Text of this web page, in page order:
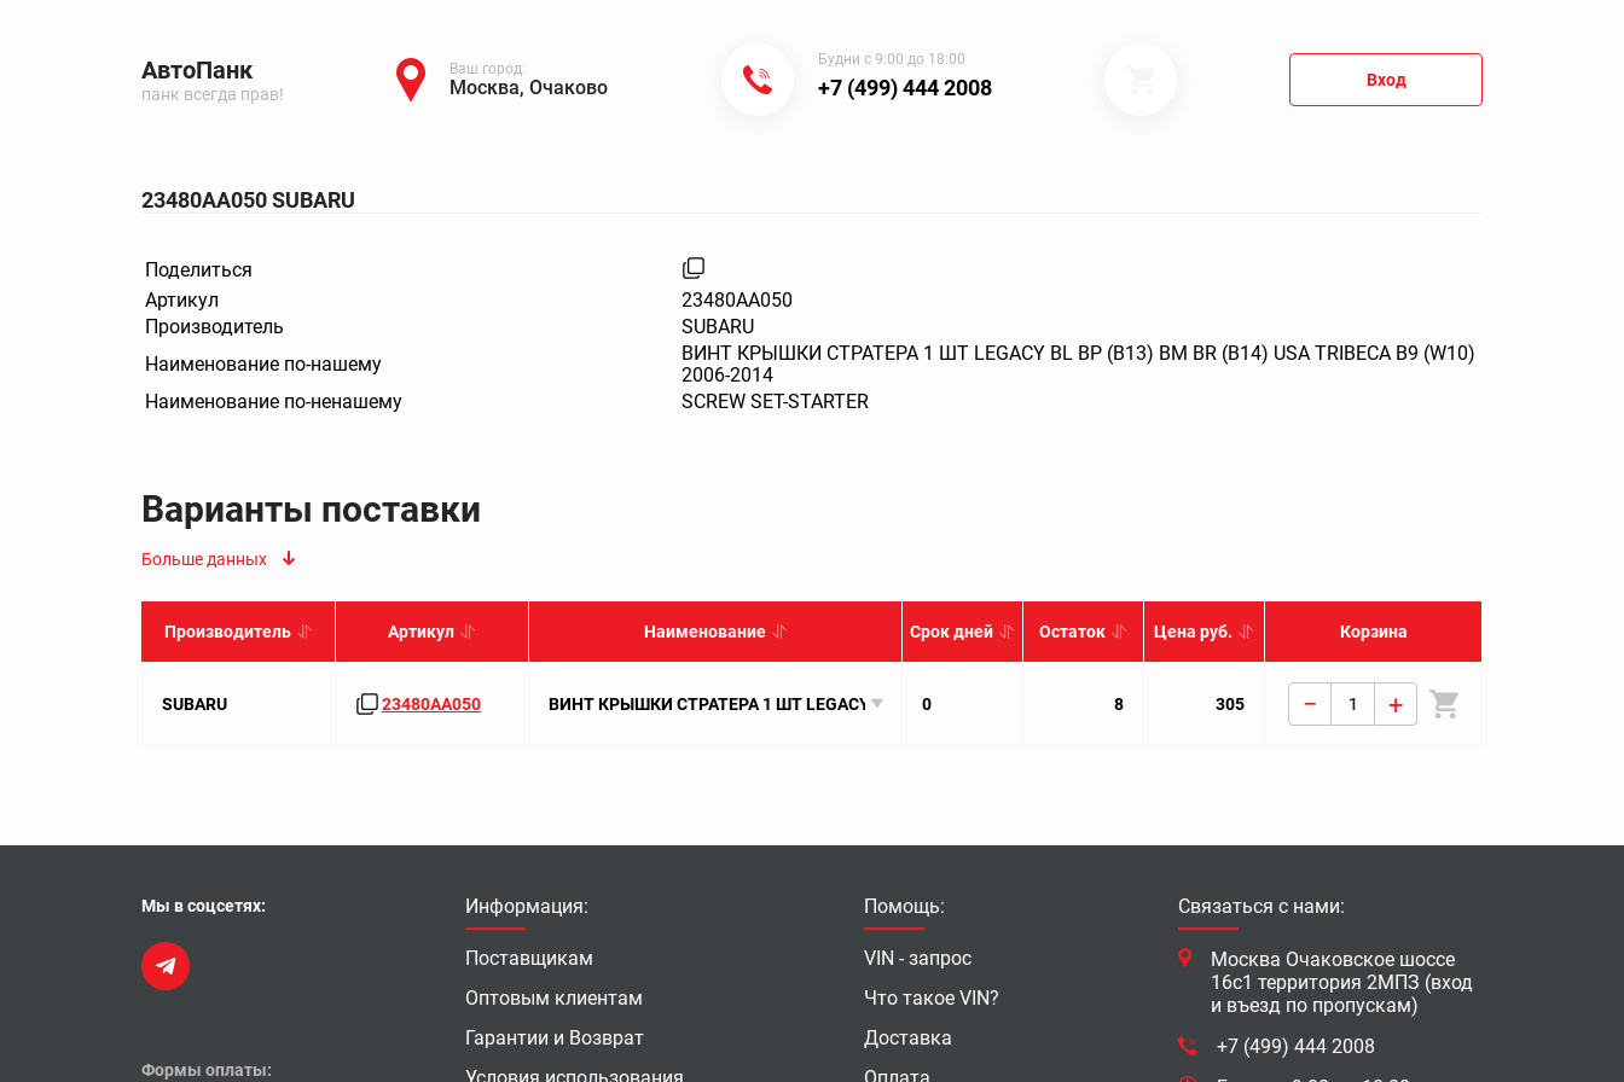
АвтоПанк
панк всегда прав!
Ваш город:
Москва, Очаково
Будни с 9:00 до 18:00
+7 (499) 444 2008 Вход
23480AA050 SUBARU
Поделиться
Артикул
23480AA050
Производитель
SUBARU
Наименование по-нашему
ВИНТ КРЫШКИ СТРАТЕРА 1 ШТ LEGACY BL BP (B13) BM BR (B14) USA TRIBECA B9 (W10)
2006-2014
Наименование по-ненашему
SCREW SET-STARTER
Варианты поставки
Больше данных
Производитель Артикул Наименование Срок дней Остаток Цена руб. Корзина
SUBARU 23480AA050 ВИНТ КРЫШКИ СТРАТЕРА 1 ШТ LEGACY BL BP (B13) BM BR (B14) USA TRIBECA B9 (W10) 2006-2014
0 8 305 − +
Мы в соцсетях:
Формы оплаты:
Информация:
Поставщикам
Оптовым клиентам
Гарантии и Возврат
Помощь:
VIN - запрос
Что такое VIN?
Доставка
Связаться с нами:
Москва Очаковское шоссе
16с1 территория 2МПЗ (вход
и въезд по пропускам)
+7 (499) 444 2008